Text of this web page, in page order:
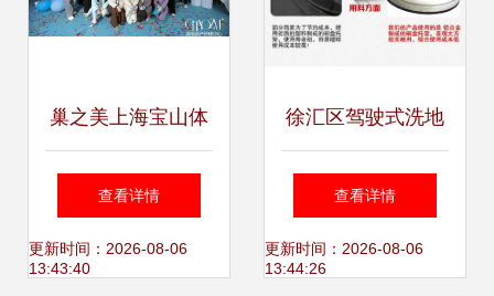
巢之美上海宝山体
验店3月18日温暖
启幕 生殖美学生根
查看详情
更新时间：2026-08-06
13:43:40
徐汇区驾驶式洗地
机 上海洗地利器不
二之选——柔印洗
查看详情
更新时间：2026-08-06
13:44:26